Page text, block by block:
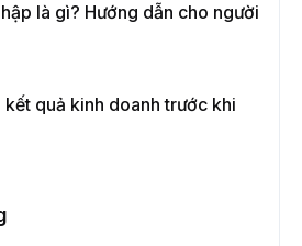
là gì? Hướng dẫn cho người
quả kinh doanh trước khi